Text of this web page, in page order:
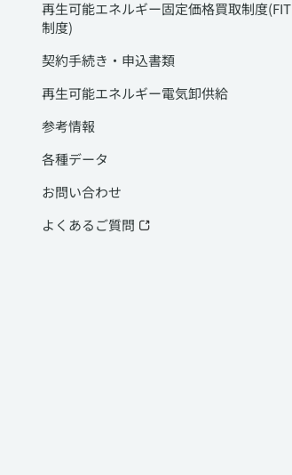
再生可能エネルギー固定価格買取制度(FIT
制度)
契約手続き・申込書類
再生可能エネルギー電気卸供給
参考情報
各種データ
お問い合わせ
よくあるご質問